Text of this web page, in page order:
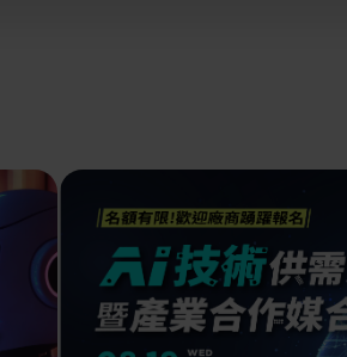
資訊下載
無人載具
太陽能設備
材料/元件/化學品